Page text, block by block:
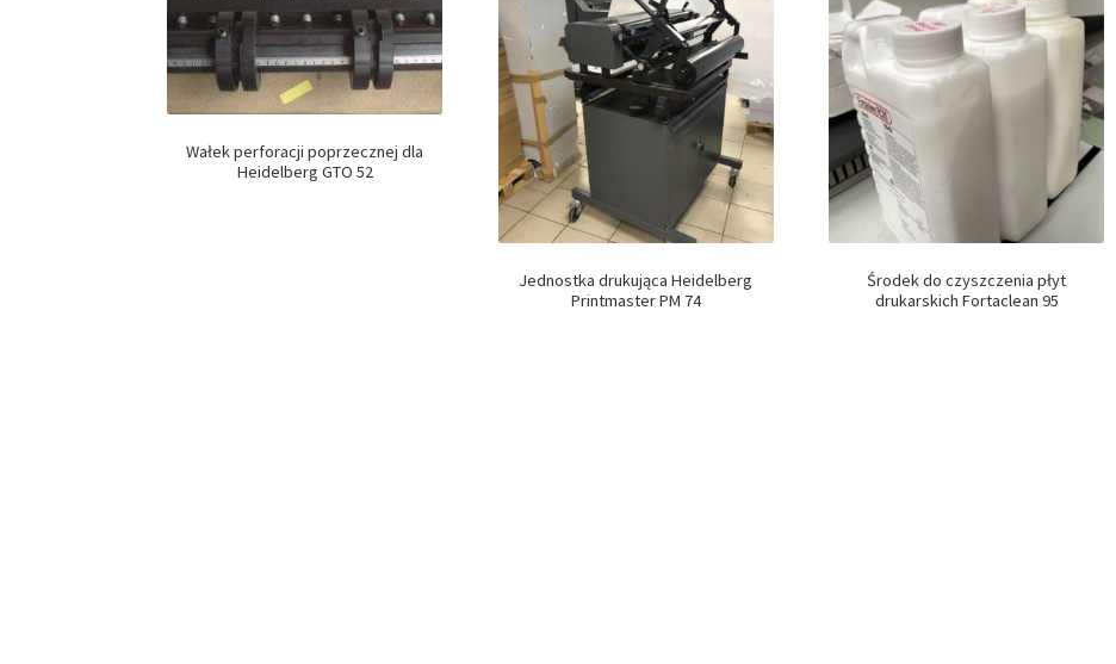
Wałek perforacji poprzecznej dla
Heidelberg GTO 52
Jednostka drukująca Heidelberg
Printmaster PM 74
Środek do czyszczenia płyt
drukarskich Fortaclean 95